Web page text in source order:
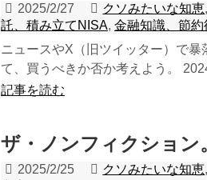
2025/2/27 クソみたいな知恵
託、積み立てNISA, 金融知識、節
ニュースやX（旧ツイッター）で
て、買うべきか否か考えよう。
記事を読む
ザ・ノンフィクション
2025/2/25 クソみたいな知恵